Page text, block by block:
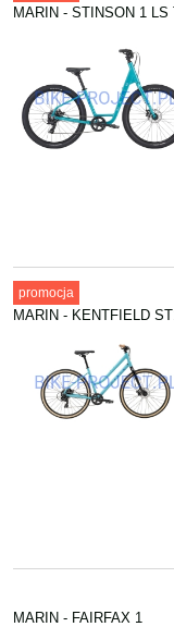
MARIN - STINSON 1 LS
MARIN - KENTFIELD
promocja
MARIN - FAIRFAX 1